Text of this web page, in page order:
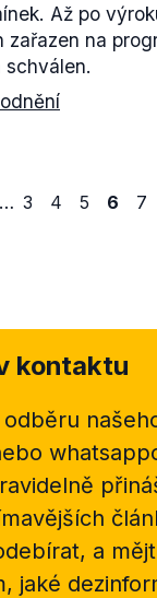
Až po
zařazen na
… 3 4 5 6 7
kontaktu
a
jaké